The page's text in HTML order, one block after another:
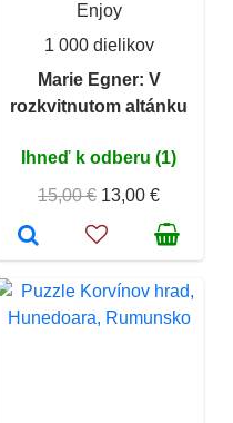
Enjoy
1 000 dielikov
Marie Egner: V
rozkvitnutom altánku
Ihneď k odberu (1)
15,00 € 13,00 €